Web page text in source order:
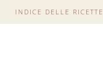
INDICE DELLE RICETTE